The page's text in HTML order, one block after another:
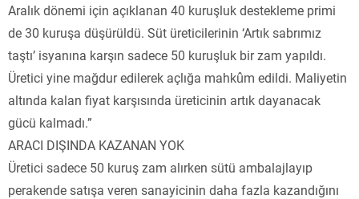
Aralık dönemi için açıklanan 40 kuruşluk destekleme primi
de 30 kuruşa düşürüldü. Süt üreticilerinin ‘Artık sabrımız
taştı’ isyanına karşın sadece 50 kuruşluk bir zam yapıldı.
Üretici yine mağdur edilerek açlığa mahkûm edildi. Maliyetin
altında kalan fiyat karşısında üreticinin artık dayanacak
gücü kalmadı.”
ARACI DIŞINDA KAZANAN YOK
Üretici sadece 50 kuruş zam alırken sütü ambalajlayıp
perakende satışa veren sanayicinin daha fazla kazandığını